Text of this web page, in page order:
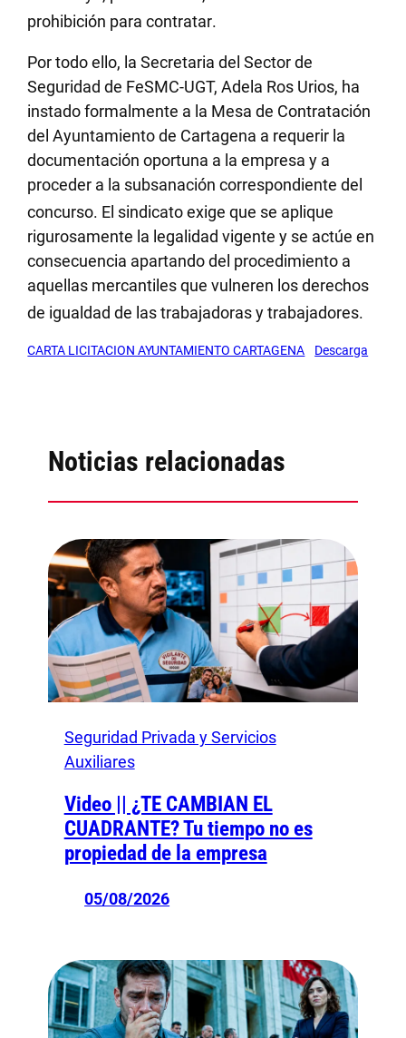
prohibición para contratar.
Por todo ello, la Secretaria del Sector de
Seguridad de FeSMC-UGT, Adela Ros Urios, ha
instado formalmente a la Mesa de Contratación
del Ayuntamiento de Cartagena a requerir la
documentación oportuna a la empresa y a
proceder a la subsanación correspondiente del
concurso. El sindicato exige que se aplique
rigurosamente la legalidad vigente y se actúe en
consecuencia apartando del procedimiento a
aquellas mercantiles que vulneren los derechos
de igualdad de las trabajadoras y trabajadores.
CARTA LICITACION AYUNTAMIENTO CARTAGENA Descarga
Noticias relacionadas
Seguridad Privada y Servicios
Auxiliares
Video || ¿TE CAMBIAN EL
CUADRANTE? Tu tiempo no es
propiedad de la empresa
05/08/2026